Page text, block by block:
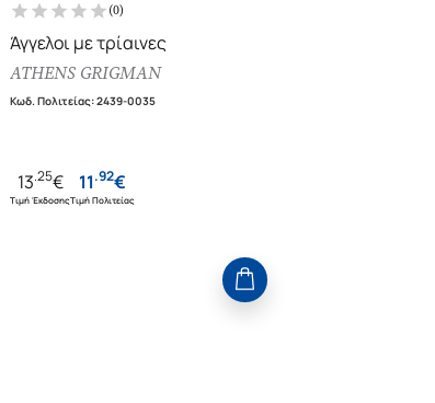
(0)
Άγγελοι με τρίαινες
ATHENS GRIGMAN
Κωδ. Πολιτείας:2439-0035
13.25€
Τιμή Έκδοσης
11.92€
Τιμή Πολιτείας